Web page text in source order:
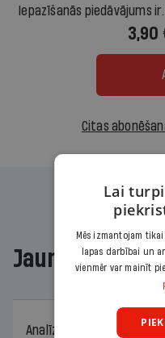
Iepazīšanās piedāvājums
Citas
Jaunākajā
Analīze
06.08.2026.
Lai
Mēs izmantojam
lapas darbībai un
vienmēr var mainīt